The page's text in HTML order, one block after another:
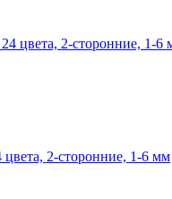
2-сторонние, 1-6 мм